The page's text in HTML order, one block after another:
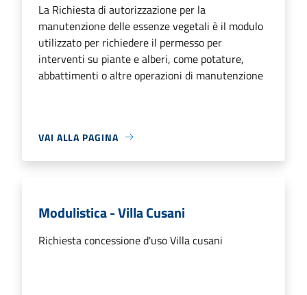
La Richiesta di autorizzazione per la
manutenzione delle essenze vegetali è il modulo
utilizzato per richiedere il permesso per
interventi su piante e alberi, come potature,
abbattimenti o altre operazioni di manutenzione
VAI ALLA PAGINA
Modulistica - Villa Cusani
Richiesta concessione d'uso Villa cusani